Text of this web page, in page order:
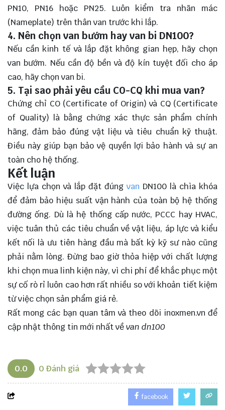
PN10, PN16 hoặc PN25. Luôn kiểm tra nhãn mác
(Nameplate) trên thân van trước khi lắp.
4. Nên chọn van bướm hay van bi DN100?
Nếu cần kinh tế và lắp đặt không gian hẹp, hãy chọn
van bướm. Nếu cần độ bền và độ kín tuyệt đối cho áp
cao, hãy chọn van bi.
5. Tại sao phải yêu cầu CO-CQ khi mua van?
Chứng chỉ CO (Certificate of Origin) và CQ (Certificate
of Quality) là bằng chứng xác thực sản phẩm chính
hãng, đảm bảo đúng vật liệu và tiêu chuẩn kỹ thuật.
Điều này giúp bạn bảo vệ quyền lợi bảo hành và sự an
toàn cho hệ thống.
Kết luận
Việc lựa chọn và lắp đặt đúng van DN100 là chìa khóa
để đảm bảo hiệu suất vận hành của toàn bộ hệ thống
đường ống. Dù là hệ thống cấp nước, PCCC hay HVAC,
việc tuân thủ các tiêu chuẩn về vật liệu, áp lực và kiểu
kết nối là ưu tiên hàng đầu mà bất kỳ kỹ sư nào cũng
phải nằm lòng. Đừng bao giờ thỏa hiệp với chất lượng
khi chọn mua linh kiện này, vì chi phí để khắc phục một
sự cố rò rỉ luôn cao hơn rất nhiều so với khoản tiết kiệm
từ việc chọn sản phẩm giá rẻ.
Rất mong các bạn quan tâm và theo dõi inoxmen.vn để
cập nhật thông tin mới nhất vềvan dn100
0.0 0 Đánh giá
facebook